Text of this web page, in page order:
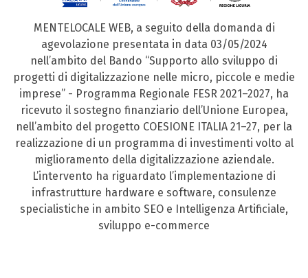
MENTELOCALE WEB, a seguito della domanda di
agevolazione presentata in data 03/05/2024
nell’ambito del Bando “Supporto allo sviluppo di
progetti di digitalizzazione nelle micro, piccole e medie
imprese” - Programma Regionale FESR 2021–2027, ha
ricevuto il sostegno finanziario dell’Unione Europea,
nell’ambito del progetto COESIONE ITALIA 21–27, per la
realizzazione di un programma di investimenti volto al
miglioramento della digitalizzazione aziendale.
L’intervento ha riguardato l’implementazione di
infrastrutture hardware e software, consulenze
specialistiche in ambito SEO e Intelligenza Artificiale,
sviluppo e-commerce